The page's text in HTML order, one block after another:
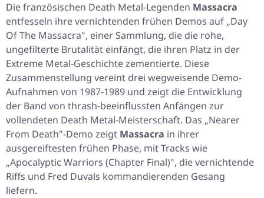
Die französischen Death Metal-Legenden Massacra
entfesseln ihre vernichtenden frühen Demos auf „Day
Of The Massacra", einer Sammlung, die die rohe,
ungefilterte Brutalität einfängt, die ihren Platz in der
Extreme Metal-Geschichte zementierte. Diese
Zusammenstellung vereint drei wegweisende Demo-
Aufnahmen von 1987-1989 und zeigt die Entwicklung
der Band von thrash-beeinflussten Anfängen zur
vollendeten Death Metal-Meisterschaft. Das „Nearer
From Death"-Demo zeigt Massacra in ihrer
ausgereiftesten frühen Phase, mit Tracks wie
„Apocalyptic Warriors (Chapter Final)", die vernichtende
Riffs und Fred Duvals kommandierenden Gesang
liefern.